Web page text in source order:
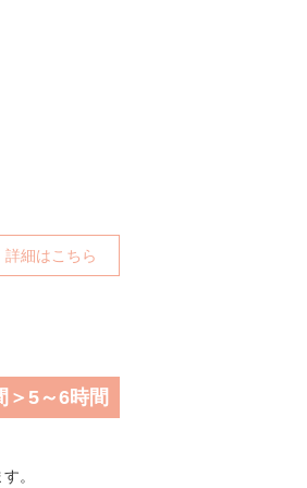
詳細はこちら
＞5～6時間
。